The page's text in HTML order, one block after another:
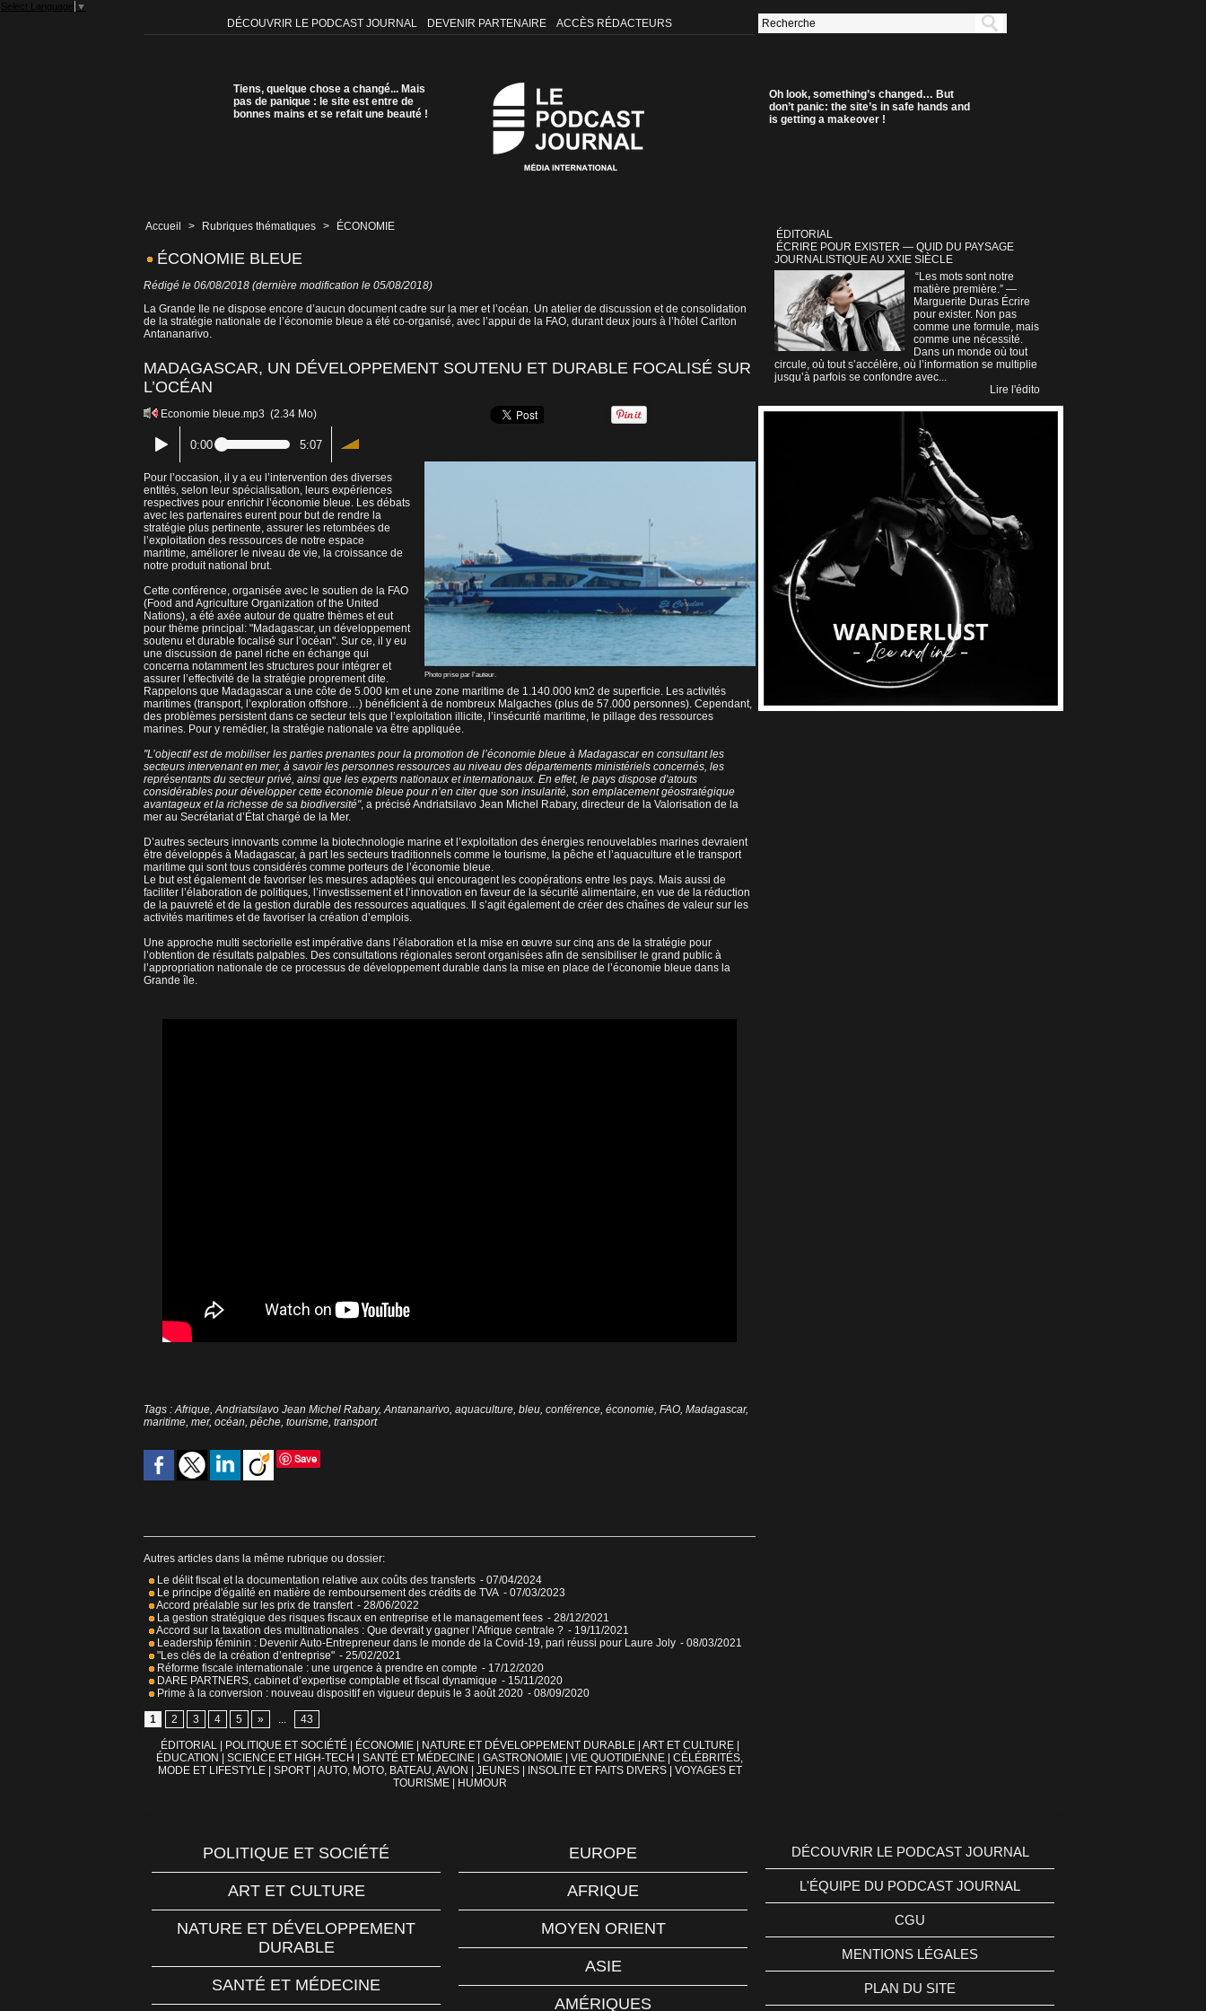
Select Language ▼
DÉCOUVRIR LE PODCAST JOURNAL DEVENIR PARTENAIRE ACCÈS RÉDACTEURS
Tiens, quelque chose a changé... Mais
pas de panique : le site est entre de
bonnes mains et se refait une beauté !
Oh look, something’s changed… But
don’t panic: the site’s in safe hands and
is getting a makeover !
Accueil > Rubriques thématiques > ÉCONOMIE
ÉCONOMIE BLEUE
Rédigé le 06/08/2018 (dernière modification le 05/08/2018)
La Grande Ile ne dispose encore d’aucun document cadre sur la mer et l’océan. Un atelier de discussion et de consolidation
de la stratégie nationale de l’économie bleue a été co-organisé, avec l’appui de la FAO, durant deux jours à l’hôtel Carlton
Antananarivo.
MADAGASCAR, UN DÉVELOPPEMENT SOUTENU ET DURABLE FOCALISÉ SUR
L’OCÉAN
Photo prise par l'auteur.
Economie bleue.mp3 (2.34 Mo)
0:00 5:07
Pour l’occasion, il y a eu l’intervention des diverses
entités, selon leur spécialisation, leurs expériences
respectives pour enrichir l’économie bleue. Les débats
avec les partenaires eurent pour but de rendre la
stratégie plus pertinente, assurer les retombées de
l’exploitation des ressources de notre espace
maritime, améliorer le niveau de vie, la croissance de
notre produit national brut.
Cette conférence, organisée avec le soutien de la FAO
(Food and Agriculture Organization of the United
Nations), a été axée autour de quatre thèmes et eut
pour thème principal: "Madagascar, un développement
soutenu et durable focalisé sur l’océan". Sur ce, il y eu
une discussion de panel riche en échange qui
concerna notamment les structures pour intégrer et
assurer l’effectivité de la stratégie proprement dite.
Rappelons que Madagascar a une côte de 5.000 km et une zone maritime de 1.140.000 km2 de superficie. Les activités
maritimes (transport, l’exploration offshore…) bénéficient à de nombreux Malgaches (plus de 57.000 personnes). Cependant,
des problèmes persistent dans ce secteur tels que l’exploitation illicite, l’insécurité maritime, le pillage des ressources
marines. Pour y remédier, la stratégie nationale va être appliquée.
"L’objectif est de mobiliser les parties prenantes pour la promotion de l’économie bleue à Madagascar en consultant les
secteurs intervenant en mer, à savoir les personnes ressources au niveau des départements ministériels concernés, les
représentants du secteur privé, ainsi que les experts nationaux et internationaux. En effet, le pays dispose d'atouts
considérables pour développer cette économie bleue pour n’en citer que son insularité, son emplacement géostratégique
avantageux et la richesse de sa biodiversité", a précisé Andriatsilavo Jean Michel Rabary, directeur de la Valorisation de la
mer au Secrétariat d’État chargé de la Mer.
D’autres secteurs innovants comme la biotechnologie marine et l’exploitation des énergies renouvelables marines devraient
être développés à Madagascar, à part les secteurs traditionnels comme le tourisme, la pêche et l’aquaculture et le transport
maritime qui sont tous considérés comme porteurs de l’économie bleue.
Le but est également de favoriser les mesures adaptées qui encouragent les coopérations entre les pays. Mais aussi de
faciliter l’élaboration de politiques, l’investissement et l’innovation en faveur de la sécurité alimentaire, en vue de la réduction
de la pauvreté et de la gestion durable des ressources aquatiques. Il s’agit également de créer des chaînes de valeur sur les
activités maritimes et de favoriser la création d’emplois.
Une approche multi sectorielle est impérative dans l’élaboration et la mise en œuvre sur cinq ans de la stratégie pour
l’obtention de résultats palpables. Des consultations régionales seront organisées afin de sensibiliser le grand public à
l’appropriation nationale de ce processus de développement durable dans la mise en place de l’économie bleue dans la
Grande île.
Tags :Afrique,Andriatsilavo Jean Michel Rabary,Antananarivo, aquaculture, bleu, conférence, économie, FAO, Madagascar,
maritime, mer, océan, pêche, tourisme, transport
Save
Autres articles dans la même rubrique ou dossier:
Le délit fiscal et la documentation relative aux coûts des transferts - 07/04/2024
Le principe d'égalité en matière de remboursement des crédits de TVA - 07/03/2023
Accord préalable sur les prix de transfert - 28/06/2022
La gestion stratégique des risques fiscaux en entreprise et le management fees - 28/12/2021
Accord sur la taxation des multinationales : Que devrait y gagner l’Afrique centrale ? - 19/11/2021
Leadership féminin : Devenir Auto-Entrepreneur dans le monde de la Covid-19, pari réussi pour Laure Joly - 08/03/2021
"Les clés de la création d’entreprise" - 25/02/2021
Réforme fiscale internationale : une urgence à prendre en compte - 17/12/2020
DARE PARTNERS, cabinet d’expertise comptable et fiscal dynamique - 15/11/2020
Prime à la conversion : nouveau dispositif en vigueur depuis le 3 août 2020 - 08/09/2020
1 2 3 4 5 » ... 43
ÉDITORIAL POLITIQUE ET SOCIÉTÉ ÉCONOMIE NATURE ET DÉVELOPPEMENT DURABLE ART ET CULTURE
ÉDUCATION
SCIENCE ET HIGH-TECH SANTÉ ET MÉDECINE GASTRONOMIE VIE QUOTIDIENNE
CÉLÉBRITÉS,
MODE ET LIFESTYLE
SPORT AUTO, MOTO, BATEAU, AVION JEUNES INSOLITE ET FAITS DIVERS
VOYAGES ET
TOURISME
HUMOUR
ÉDITORIAL
ÉCRIRE POUR EXISTER — QUID DU PAYSAGE
JOURNALISTIQUE AU XXIE SIÈCLE
“Les mots sont notre
matière première.” —
Marguerite Duras Écrire
pour exister. Non pas
comme une formule, mais
comme une nécessité.
Dans un monde où tout
circule, où tout s’accélère, où l’information se multiplie
jusqu’à parfois se confondre avec...
Lire l'édito
POLITIQUE ET SOCIÉTÉ
ART ET CULTURE
NATURE ET DÉVELOPPEMENT
DURABLE
SANTÉ ET MÉDECINE
EUROPE
AFRIQUE
MOYEN ORIENT
ASIE
AMÉRIQUES
DÉCOUVRIR LE PODCAST JOURNAL
L'ÉQUIPE DU PODCAST JOURNAL
CGU
MENTIONS LÉGALES
PLAN DU SITE